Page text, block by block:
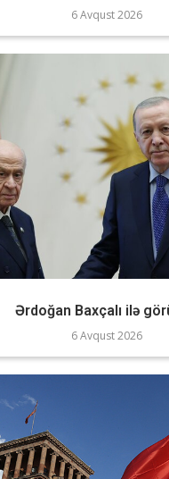
6 Avqust 2026
Ərdoğan Baxçalı ilə
6 Avqust 2026